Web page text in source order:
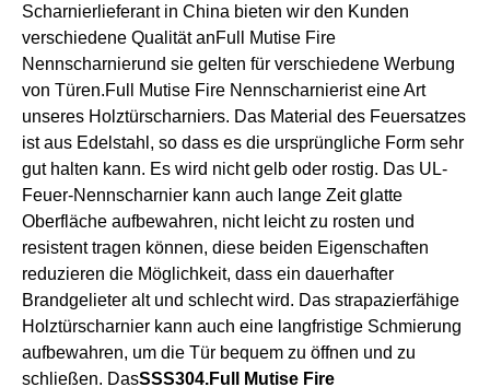
Scharnierlieferant in China bieten wir den Kunden
verschiedene Qualität anFull Mutise Fire
Nennscharnierund sie gelten für verschiedene Werbung
von Türen.Full Mutise Fire Nennscharnierist eine Art
unseres Holztürscharniers. Das Material des Feuersatzes
ist aus Edelstahl, so dass es die ursprüngliche Form sehr
gut halten kann. Es wird nicht gelb oder rostig. Das UL-
Feuer-Nennscharnier kann auch lange Zeit glatte
Oberfläche aufbewahren, nicht leicht zu rosten und
resistent tragen können, diese beiden Eigenschaften
reduzieren die Möglichkeit, dass ein dauerhafter
Brandgelieter alt und schlecht wird. Das strapazierfähige
Holztürscharnier kann auch eine langfristige Schmierung
aufbewahren, um die Tür bequem zu öffnen und zu
schließen. DasSSS304.Full Mutise Fire